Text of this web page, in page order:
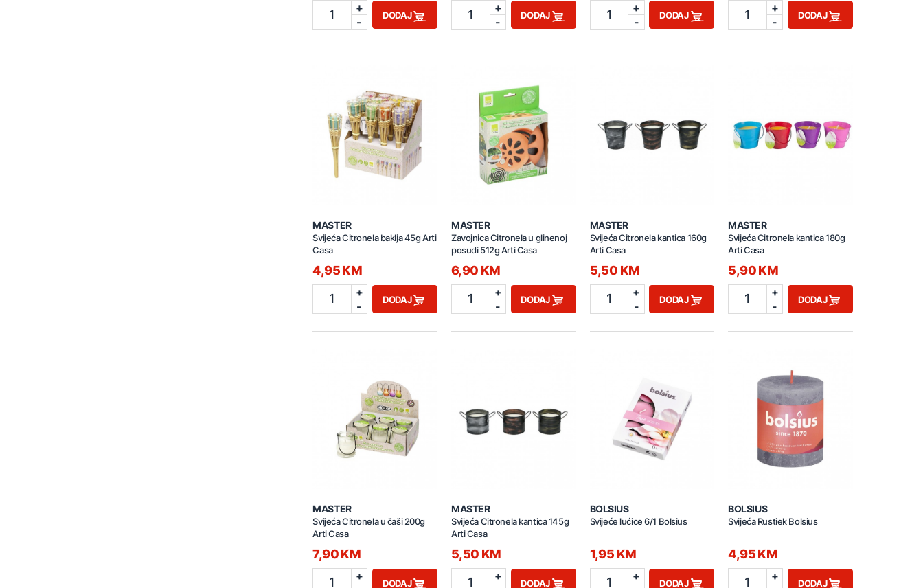
1
+
-
DODAJ
1
+
-
DODAJ
1
+
-
DODAJ
1
+
-
DODAJ
MASTER
Svijeća Citronela baklja 45g Arti
Casa
4,95 KM
1
+
-
DODAJ
MASTER
Zavojnica Citronela u glinenoj
posudi 512g Arti Casa
6,90 KM
1
+
-
DODAJ
MASTER
Svijeća Citronela kantica 160g
Arti Casa
5,50 KM
1
+
-
DODAJ
MASTER
Svijeća Citronela kantica 180g
Arti Casa
5,90 KM
1
+
-
DODAJ
MASTER
Svijeća Citronela u čaši 200g
Arti Casa
7,90 KM
1
+
DODAJ
MASTER
Svijeća Citronela kantica 145g
Arti Casa
5,50 KM
1
+
DODAJ
BOLSIUS
Svijeće lućice 6/1 Bolsius
1,95 KM
1
+
DODAJ
BOLSIUS
Svijeća Rustiek Bolsius
4,95 KM
1
+
DODAJ